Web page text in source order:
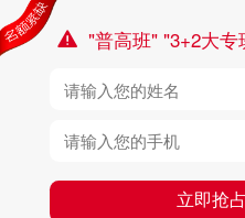
农业机械运维
计算机应用与维修 50
幼儿教育 150
铁路客运服务 150 111
 "普高班" "3+2大专
立即抢